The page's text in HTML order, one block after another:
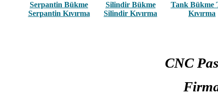
Serpantin Bükme
Serpantin Kıvırma
Silindir Bükme
Silindir Kıvırma
Tank Bükme
Kıvırma
CNC